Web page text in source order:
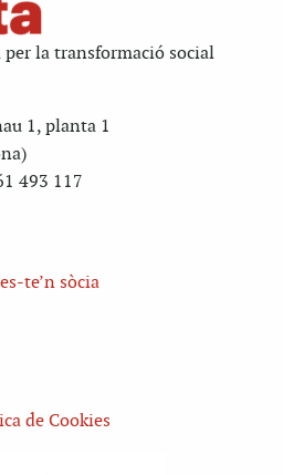
la transformació social
1, planta 1
493 117
te’n sòcia
de Cookies